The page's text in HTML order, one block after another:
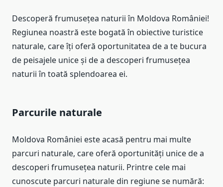
Descoperă frumusețea naturii în Moldova României!
Regiunea noastră este bogată în obiective turistice
naturale, care îți oferă oportunitatea de a te bucura
de peisajele unice și de a descoperi frumusețea
naturii în toată splendoarea ei.
Parcurile naturale
Moldova României este acasă pentru mai multe
parcuri naturale, care oferă oportunități unice de a
descoperi frumusețea naturii. Printre cele mai
cunoscute parcuri naturale din regiune se numără: